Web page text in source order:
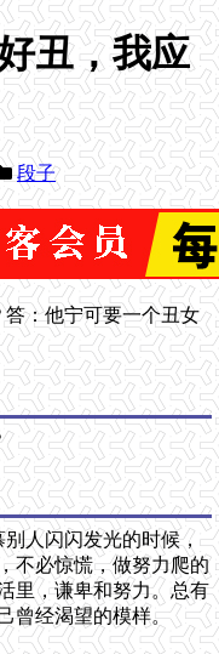
丑，我应
段子
：他宁可要一个丑女
人闪闪发光的时候，
不必惊慌，做努力爬的
里，谦卑和努力。总有
曾经渴望的模样。